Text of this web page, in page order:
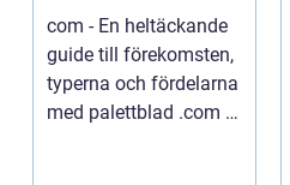
com - En heltäckande
guide till förekomsten,
typerna och fördelarna
med palettblad .com -